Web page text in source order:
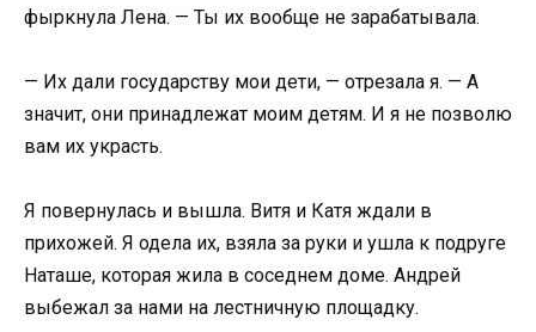
фыркнула Лена. — Ты их вообще не зарабатывала.
— Их дали государству мои дети, — отрезала я. — А
значит, они принадлежат моим детям. И я не позволю
вам их украсть.
Я повернулась и вышла. Витя и Катя ждали в
прихожей. Я одела их, взяла за руки и ушла к подруге
Наташе, которая жила в соседнем доме. Андрей
выбежал за нами на лестничную площадку.